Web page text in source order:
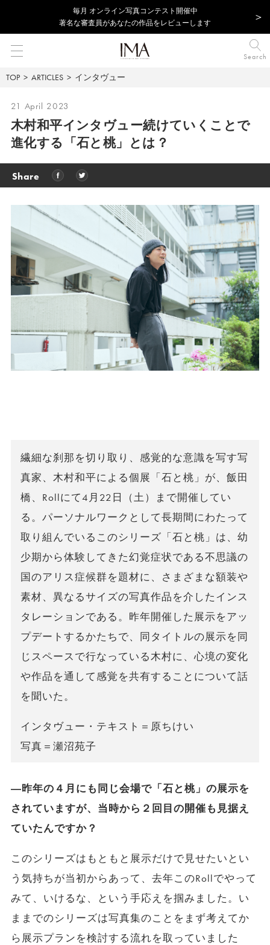
毎⽉ オンライン写真コンテスト開催中
著名な審査員があなたの作品をレビューします
Search
TOP ARTICLES インタヴュー
21 April 2023
木村和平インタヴュー続けていくことで
進化する「石と桃」とは？
Share
繊細な刹那を切り取り、感覚的な意識を写す写
真家、木村和平による個展「石と桃」が、飯田
橋、Rollにて4月22日（土）まで開催してい
る。パーソナルワークとして長期間にわたって
取り組んでいるこのシリーズ「石と桃」は、幼
少期から体験してきた幻覚症状である不思議の
国のアリス症候群を題材に、さまざまな額装や
素材、異なるサイズの写真作品を介したインス
タレーションである。昨年開催した展示をアッ
プデートするかたちで、同タイトルの展示を同
じスペースで行なっている木村に、心境の変化
や作品を通して感覚を共有することについて話
を聞いた。
インタヴュー・テキスト＝原ちけい
写真＝瀬沼苑子
―昨年の４月にも同じ会場で「石と桃」の展示を
されていますが、当時から２回目の開催も見据え
ていたんですか？
このシリーズはもともと展示だけで見せたいとい
う気持ちが当初からあって、去年このRollでやって
みて、いけるな、という手応えを掴みました。い
ままでのシリーズは写真集のことをまず考えてか
ら展示プランを検討する流れを取っていました